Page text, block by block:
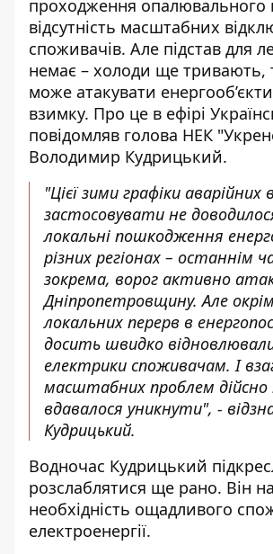
проходження опалювального
відсутність масштабних
споживачів. Але підстав для
немає – холоди ще тривають,
може атакувати
взимку. Про це в ефірі
повідомляв голова НЕК
Володимир Кудрицький.
"Цієї зими графіки аварійних
застосовувати не
локальні пошкодження
різних регіонах – останнім
зокрема, ворог активно
Дніпропетровщину. Але
локальних перерв в
досить швидко
електрики споживачам. І
масштабних проблем
вдавалося уникнути", -
Кудрицький.
Водночас Кудрицький
розслаблятися ще рано. Він
необхідність ощадливого
електроенергії.